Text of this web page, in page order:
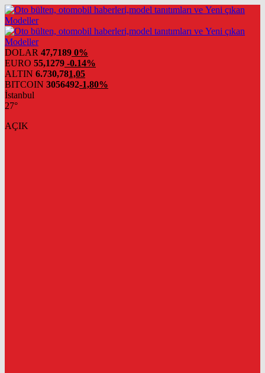
DOLAR 47,7189 0%
EURO 55,1279 -0.14%
ALTIN 6.730,781,05
BITCOIN 3056492-1,80%
İstanbul
27°
AÇIK